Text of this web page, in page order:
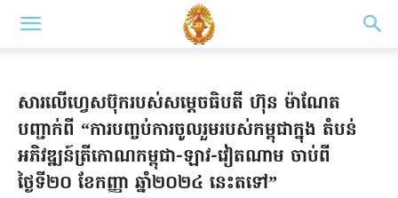
សារលើហ្វេសប៊ុករបស់សម្ដេចធិបតី ហ៊ុន ម៉ាណែត
បញ្ជាក់ពី “ការបញ្ចប់ការចូលរួមរបស់កម្ពុជាក្នុង តំបន់
អភិវឌ្ឍន៍ត្រីកោណកម្ពុជា-ឡាវ-វៀតណាម ចាប់ពី
ថ្ងៃទី២០ ខែកញ្ញា ឆ្នាំ២០២៤ នេះតទៅ”